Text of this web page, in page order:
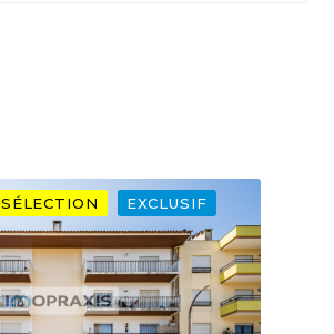
SÉLECTION EXCLUSIF